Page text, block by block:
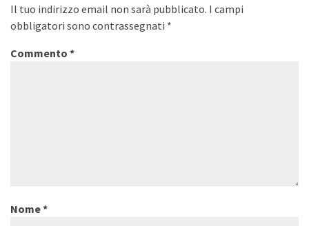
Il tuo indirizzo email non sarà pubblicato. I campi
obbligatori sono contrassegnati *
Commento *
Nome*